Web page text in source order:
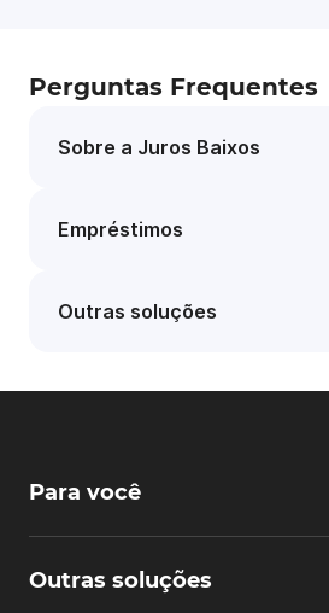
Perguntas Frequentes
Sobre a Juros Baixos
Empréstimos
Outras soluções
Para você
Outras soluções